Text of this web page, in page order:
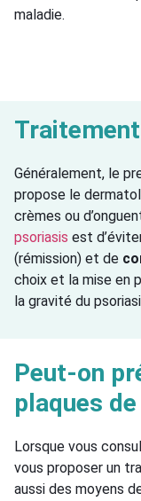
maladie.
Généralement, le
propose le
crèmes ou
psoriasis est
(rémission) et de
choix et la mise en
la gravité du
Peut-on
plaques
Lorsque vous
vous proposer un
aussi des moyens